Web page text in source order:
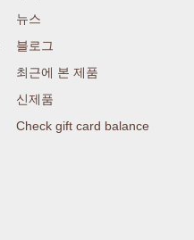
뉴스
블로그
최근에 본 제품
신제품
Check gift card balance